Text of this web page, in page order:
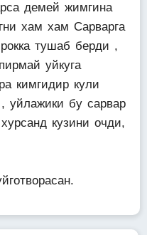
демей жимгина
хам хам Сарварга
тушаб берди ,
уйкуга
кимгидир кули
уйлажики бу сарвар
кузини очди,